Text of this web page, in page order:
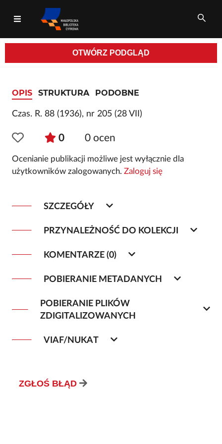
OTWÓRZ PODGLĄD
OPIS STRUKTURA PODOBNE
Czas. R. 88 (1936), nr 205 (28 VII)
Ocenianie publikacji możliwe jest wyłącznie dla
użytkowników zalogowanych. Zaloguj się
0 0 ocen
SZCZEGÓŁY
PRZYNALEŻNOŚĆ DO KOLEKCJI
KOMENTARZE (0)
POBIERANIE METADANYCH
POBIERANIE PLIKÓW
ZDIGITALIZOWANYCH
VIAF/NUKAT
ZGŁOŚ BŁĄD